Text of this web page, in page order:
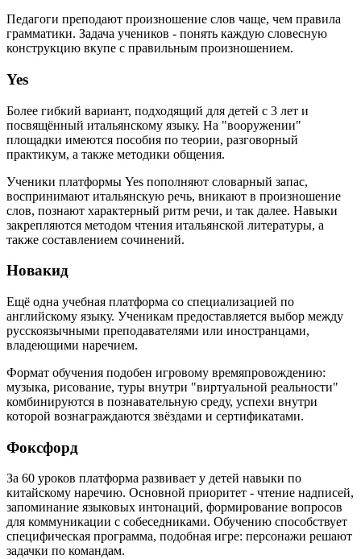
Педагоги преподают произношение слов чаще, чем правила
грамматики. Задача учеников - понять каждую словесную
конструкцию вкупе с правильным произношением.
Yes
Более гибкий вариант, подходящий для детей с 3 лет и
посвящённый итальянскому языку. На "вооружении"
площадки имеются пособия по теории, разговорный
практикум, а также методики общения.
Ученики платформы Yes пополняют словарный запас,
воспринимают итальянскую речь, вникают в произношение
слов, познают характерный ритм речи, и так далее. Навыки
закрепляются методом чтения итальянской литературы, а
также составлением сочинений.
Новакид
Ещё одна учебная платформа со специализацией по
английскому языку. Ученикам предоставляется выбор между
русскоязычными преподавателями или иностранцами,
владеющими наречием.
Формат обучения подобен игровому времяпровождению:
музыка, рисование, туры внутри "виртуальной реальности"
комбинируются в познавательную среду, успехи внутри
которой вознаграждаются звёздами и сертификатами.
Фоксфорд
За 60 уроков платформа развивает у детей навыки по
китайскому наречию. Основной приоритет - чтение надписей,
запоминание языковых интонаций, формирование вопросов
для коммуникации с собеседниками. Обучению способствует
специфическая программа, подобная игре: персонажи решают
задачки по командам.